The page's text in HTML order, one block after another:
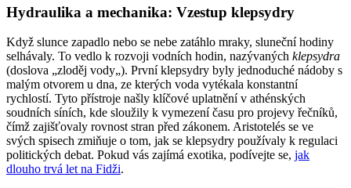
Hydraulika a mechanika: Vzestup klepsydry
Když slunce zapadlo nebo se nebe zatáhlo mraky, sluneční hodiny
selhávaly. To vedlo k rozvoji vodních hodin, nazývaných klepsydra
(doslova „zloděj vody„). První klepsydry byly jednoduché nádoby s
malým otvorem u dna, ze kterých voda vytékala konstantní
rychlostí. Tyto přístroje našly klíčové uplatnění v athénských
soudních síních, kde sloužily k vymezení času pro projevy řečníků,
čímž zajišťovaly rovnost stran před zákonem. Aristotelés se ve
svých spisech zmiňuje o tom, jak se klepsydry používaly k regulaci
politických debat. Pokud vás zajímá exotika, podívejte se, jak
dlouho trvá let na Fidži.